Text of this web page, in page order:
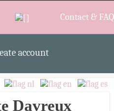
Contact & FAQ
account
Davreux